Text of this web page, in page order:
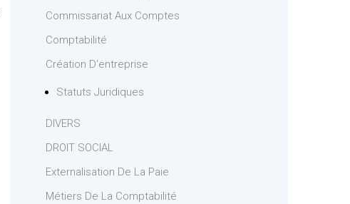
Commissariat Aux Comptes
Comptabilité
Création D'entreprise
Statuts Juridiques
DIVERS
DROIT SOCIAL
Externalisation De La Paie
Métiers De La Comptabilité